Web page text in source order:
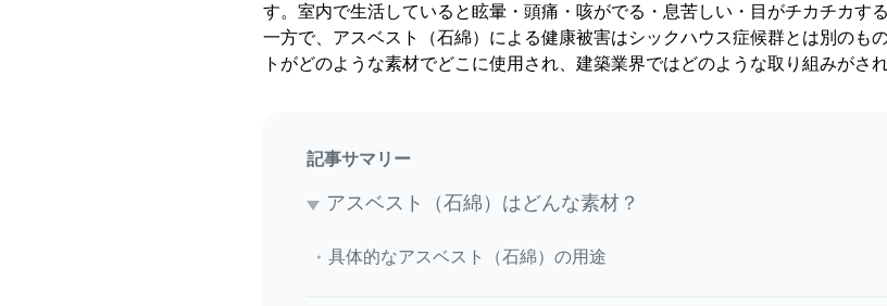
す。室内で生活していると眩暈・頭痛・咳がでる・息苦しい・目がチカチカす
一方で、アスベスト（石綿）による健康被害はシックハウス症候群とは別のも
トがどのような素材でどこに使用され、建築業界ではどのような取り組みがさ
記事サマリー
アスベスト（石綿）はどんな素材？
具体的なアスベスト（石綿）の用途